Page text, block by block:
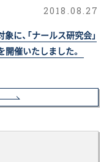
2018.08.27
に、「ナールス研究会」
開催いたしました。